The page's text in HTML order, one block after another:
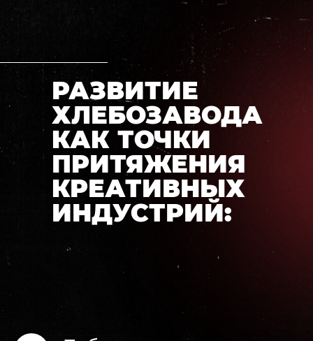
РАЗВИТИЕ
ХЛЕБОЗАВОДА
КАК ТОЧКИ
ПРИТЯЖЕНИЯ
КРЕАТИВНЫХ
ИНДУСТРИЙ: